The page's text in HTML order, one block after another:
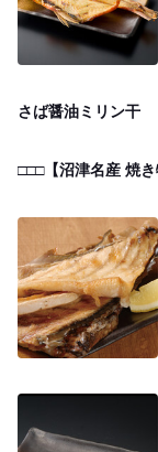
さば醤油ミリン干
□□□【沼津名産 焼